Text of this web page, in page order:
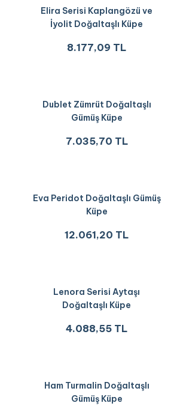
Elira Serisi Kaplangözü ve
İyolit Doğaltaşlı Küpe
8.177,09 TL
Dublet Zümrüt Doğaltaşlı
Gümüş Küpe
7.035,70 TL
Eva Peridot Doğaltaşlı Gümüş
Küpe
12.061,20 TL
Lenora Serisi Aytaşı
Doğaltaşlı Küpe
4.088,55 TL
Ham Turmalin Doğaltaşlı
Gümüş Küpe